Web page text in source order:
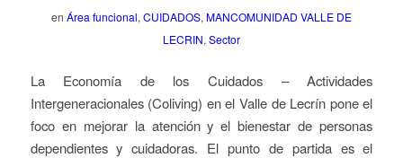
en Área funcional, CUIDADOS, MANCOMUNIDAD VALLE DE
LECRIN, Sector
La Economía de los Cuidados – Actividades
Intergeneracionales (Coliving) en el Valle de Lecrín pone el
foco en mejorar la atención y el bienestar de personas
dependientes y cuidadoras. El punto de partida es el